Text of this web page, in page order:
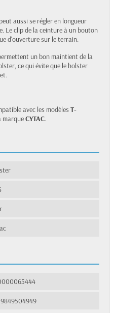
aussi se régler en longueur
Le clip de la ceinture à un bouton
d'ouverture sur le terrain.
un bon maintient de la
ce qui évite que le holster
avec les modèlesT-
marqueCYTAC.